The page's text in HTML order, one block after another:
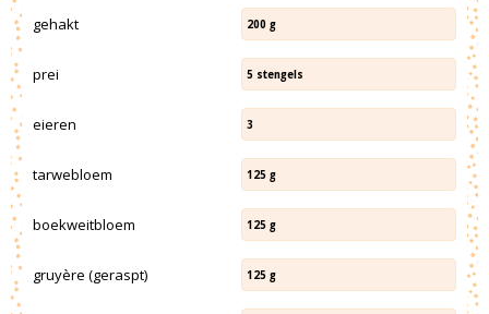
gehakt 200 g
prei 5 stengels
eieren 3
tarwebloem 125 g
boekweitbloem 125 g
gruyère (geraspt) 125 g